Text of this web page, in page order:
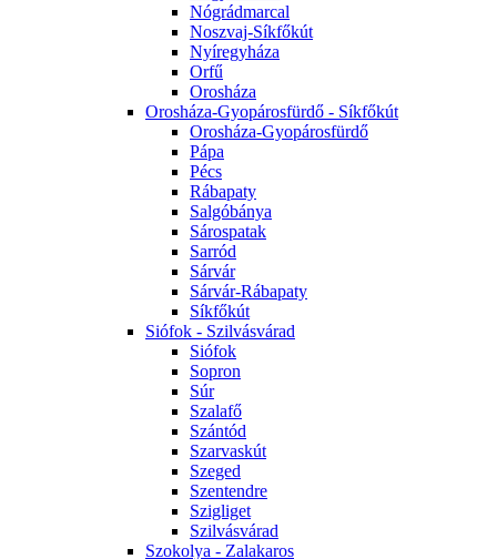
Nógrádmarcal
Noszvaj-Síkfőkút
Nyíregyháza
Orfű
Orosháza
Orosháza-Gyopárosfürdő - Síkfőkút
Orosháza-Gyopárosfürdő
Pápa
Pécs
Rábapaty
Salgóbánya
Sárospatak
Sarród
Sárvár
Sárvár-Rábapaty
Síkfőkút
Siófok - Szilvásvárad
Siófok
Sopron
Súr
Szalafő
Szántód
Szarvaskút
Szeged
Szentendre
Szigliget
Szilvásvárad
Szokolya - Zalakaros